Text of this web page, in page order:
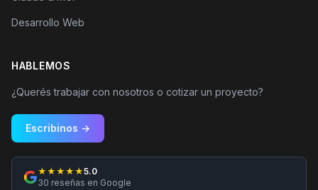
Desarrollo Web
HABLEMOS
¿Querés trabajar con nosotros o cotizar un proyecto?
Escribinos →
★★★★★5.0
30 reseñas en Google